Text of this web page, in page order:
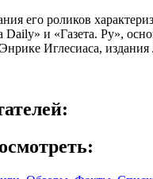
его роликов
и «Газета. Ру»,
Иглесиаса,